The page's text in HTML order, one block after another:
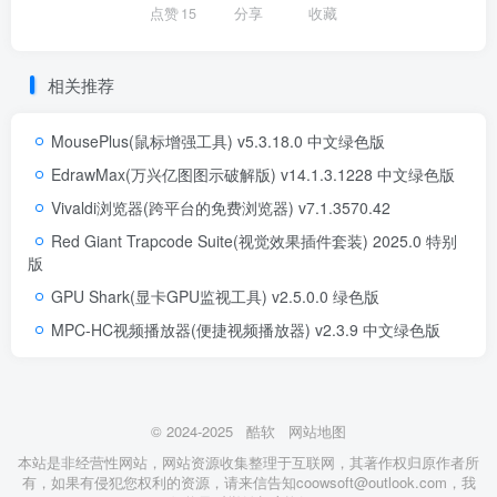
点赞15 分享 收藏
相关推荐
MousePlus(鼠标增强工具) v5.3.18.0 中文绿色版
EdrawMax(万兴亿图图示破解版) v14.1.3.1228 中文绿色版
Vivaldi浏览器(跨平台的免费浏览器) v7.1.3570.42
Red Giant Trapcode Suite(视觉效果插件套装) 2025.0 特别
版
GPU Shark(显卡GPU监视工具) v2.5.0.0 绿色版
MPC-HC视频播放器(便捷视频播放器) v2.3.9 中文绿色版
© 2024-2025 酷软
网站地图
本站是非经营性网站，网站资源收集整理于互联网，其著作权归原作者所
有，如果有侵犯您权利的资源，请来信告知coowsoft@outlook.com，我